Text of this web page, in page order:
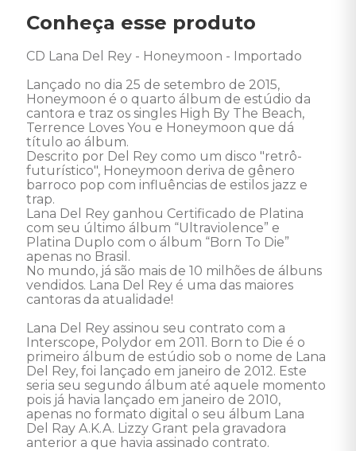
Conheça esse produto
CD Lana Del Rey - Honeymoon - Importado
Lançado no dia 25 de setembro de 2015,
Honeymoon é o quarto álbum de estúdio da
cantora e traz os singles High By The Beach,
Terrence Loves You e Honeymoon que dá
título ao álbum.
Descrito por Del Rey como um disco "retrô-
futurístico", Honeymoon deriva de gênero
barroco pop com influências de estilos jazz e
trap.
Lana Del Rey ganhou Certificado de Platina
com seu último álbum “Ultraviolence” e
Platina Duplo com o álbum “Born To Die”
apenas no Brasil.
No mundo, já são mais de 10 milhões de álbuns
vendidos. Lana Del Rey é uma das maiores
cantoras da atualidade!
Lana Del Rey assinou seu contrato com a
Interscope, Polydor em 2011. Born to Die é o
primeiro álbum de estúdio sob o nome de Lana
Del Rey, foi lançado em janeiro de 2012. Este
seria seu segundo álbum até aquele momento
pois já havia lançado em janeiro de 2010,
apenas no formato digital o seu álbum Lana
Del Ray A.K.A. Lizzy Grant pela gravadora
anterior a que havia assinado contrato.